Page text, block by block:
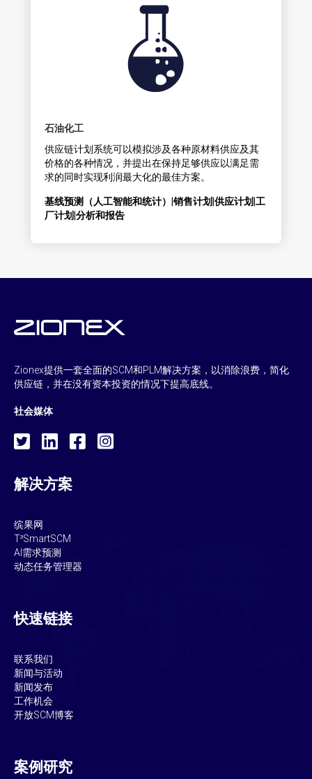
石油化工
供应链计划系统可以模拟涉及各种原材料供应及其
价格的各种情况，并提出在保持足够供应以满足需
求的同时实现利润最大化的最佳方案。
基线预测（人工智能和统计）|销售计划|供应计划|工
厂计划|分析和报告
Zionex提供一套全面的SCM和PLM解决方案，以消除浪费，简化
供应链，并在没有资本投资的情况下提高底线。
社会媒体
解决方案
缤果网
T³SmartSCM
AI需求预测
动态任务管理器
快速链接
联系我们
新闻与活动
新闻发布
工作机会
开放SCM博客
案例研究